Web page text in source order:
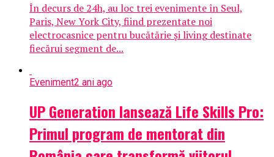
În decurs de 24h, au loc trei evenimente în Seul,
Paris, New York City, fiind prezentate noi
electrocasnice pentru bucătărie și living destinate
fiecărui segment de...
Eveniment2 ani ago
UP Generation lansează Life Skills Pro:
Primul program de mentorat din